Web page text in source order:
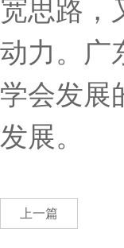
宽思路，
动力。广
学会发展
发展。
上一篇